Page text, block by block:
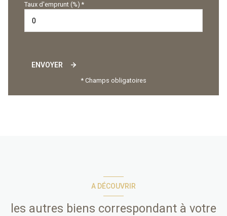
Taux d'emprunt (%) *
ENVOYER
* Champs obligatoires
A DÉCOUVRIR
les autres biens correspondant à votre